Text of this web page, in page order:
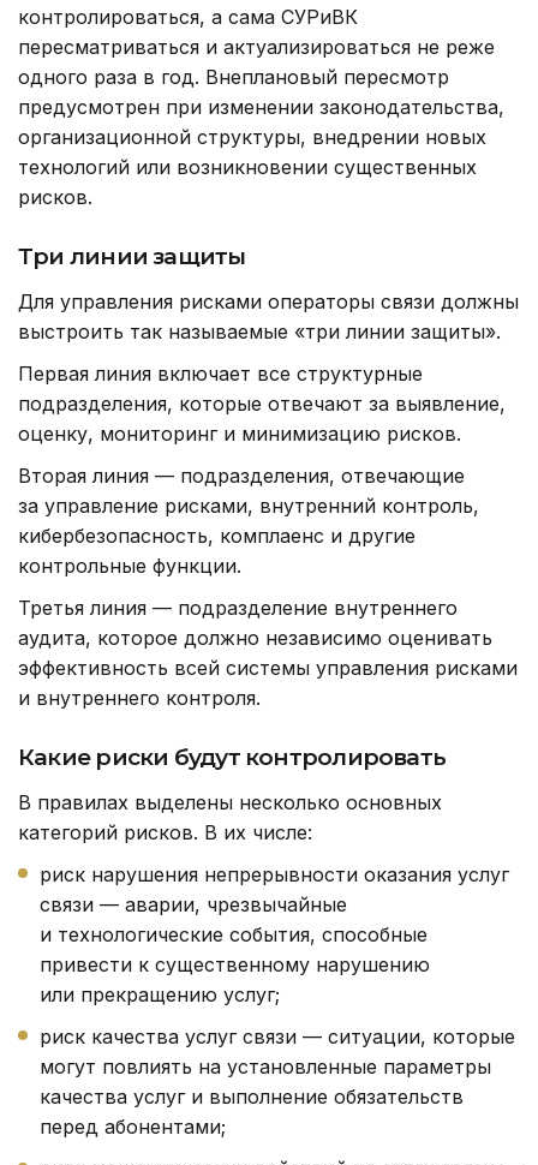
контролироваться, а сама СУРиВК
пересматриваться и актуализироваться не реже
одного раза в год. Внеплановый пересмотр
предусмотрен при изменении законодательства,
организационной структуры, внедрении новых
технологий или возникновении существенных
рисков.
Три линии защиты
Для управления рисками операторы связи должны
выстроить так называемые «три линии защиты».
Первая линия включает все структурные
подразделения, которые отвечают за выявление,
оценку, мониторинг и минимизацию рисков.
Вторая линия — подразделения, отвечающие
за управление рисками, внутренний контроль,
кибербезопасность, комплаенс и другие
контрольные функции.
Третья линия — подразделение внутреннего
аудита, которое должно независимо оценивать
эффективность всей системы управления рисками
и внутреннего контроля.
Какие риски будут контролировать
В правилах выделены несколько основных
категорий рисков. В их числе:
риск нарушения непрерывности оказания услуг
связи — аварии, чрезвычайные
и технологические события, способные
привести к существенному нарушению
или прекращению услуг;
риск качества услуг связи — ситуации, которые
могут повлиять на установленные параметры
качества услуг и выполнение обязательств
перед абонентами;